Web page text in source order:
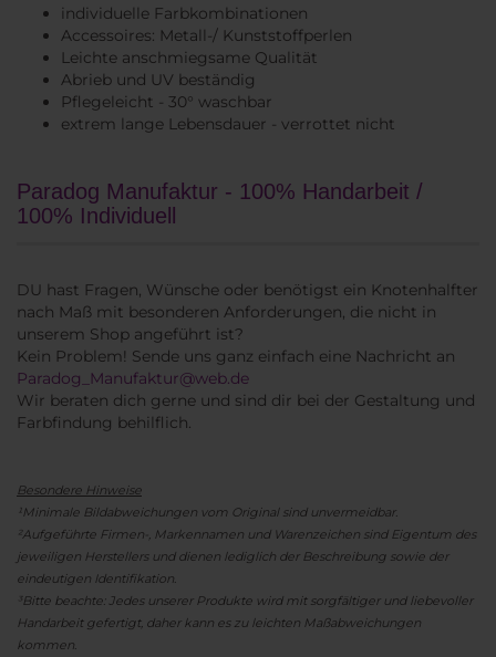
individuelle Farbkombinationen
Accessoires: Metall-/ Kunststoffperlen
Leichte anschmiegsame Qualität
Abrieb und UV beständig
Pflegeleicht - 30° waschbar
extrem lange Lebensdauer - verrottet nicht
Paradog Manufaktur - 100% Handarbeit /
100% Individuell
DU hast Fragen, Wünsche oder benötigst ein Knotenhalfter
nach Maß mit besonderen Anforderungen, die nicht in
unserem Shop angeführt ist?
Kein Problem! Sende uns ganz einfach eine Nachricht an
Paradog_Manufaktur@web.de
Wir beraten dich gerne und sind dir bei der Gestaltung und
Farbfindung behilflich.
Besondere Hinweise
¹Minimale Bildabweichungen vom Original sind unvermeidbar.
²Aufgeführte Firmen-, Markennamen und Warenzeichen sind Eigentum des
jeweiligen Herstellers und dienen lediglich der Beschreibung sowie der
eindeutigen Identifikation.
³Bitte beachte: Jedes unserer Produkte wird mit sorgfältiger und liebevoller
Handarbeit gefertigt, daher kann es zu leichten Maßabweichungen
kommen.